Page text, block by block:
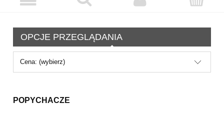
OPCJE PRZEGLĄDANIA
Cena: (wybierz)
POPYCHACZE